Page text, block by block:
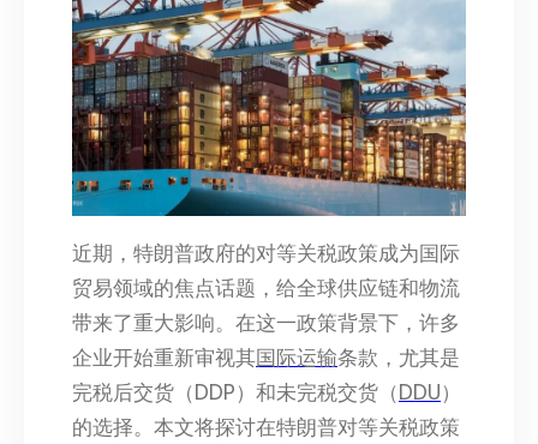
近期，特朗普政府的对等关税政策成为国际
贸易领域的焦点话题，给全球供应链和物流
带来了重大影响。在这一政策背景下，许多
企业开始重新审视其国际运输条款，尤其是
完税后交货（DDP）和未完税交货（DDU）
的选择。本文将探讨在特朗普对等关税政策